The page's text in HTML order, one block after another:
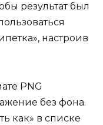
результат был
настроив
PNG
без фона.
как» в списке